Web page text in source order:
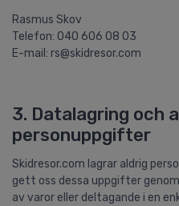
Rasmus Skov
Telefon: 040 606 08 03
E-mail: rs@skidresor.com
3. Datalagring och
personuppgifter
Skidresor.com lagrar aldrig
gett oss dessa uppgifter
av varor eller deltagande i en